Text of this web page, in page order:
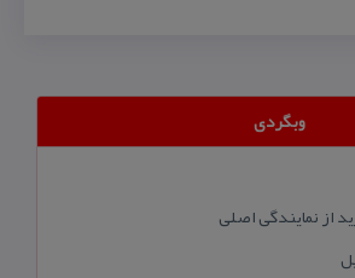
وبگردی
از نمایندگی اصلی